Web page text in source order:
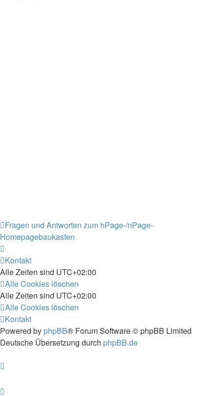
Fragen und Antworten zum hPage-/nPage-
Homepagebaukasten
Kontakt
Alle Zeiten sind UTC+02:00
Alle Cookies löschen
Alle Zeiten sind UTC+02:00
Alle Cookies löschen
Kontakt
Powered by phpBB® Forum Software © phpBB Limited
Deutsche Übersetzung durch phpBB.de